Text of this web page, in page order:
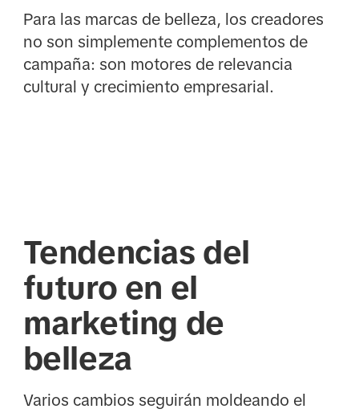
Para las marcas de belleza, los creadores
no son simplemente complementos de
campaña: son motores de relevancia
cultural y crecimiento empresarial.
Tendencias del
futuro en el
marketing de
belleza
Varios cambios seguirán moldeando el